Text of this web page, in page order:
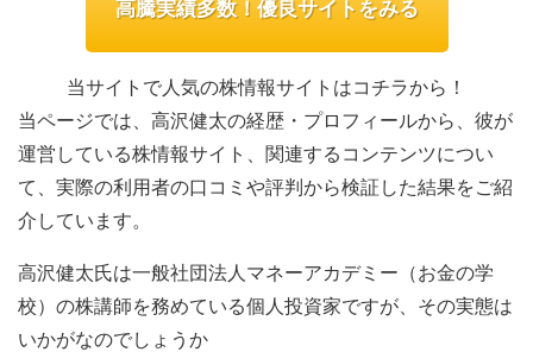
当サイトで人気の株情報サイトはコチラから！
当ページでは、高沢健太の経歴・プロフィールから、彼が
運営している株情報サイト、関連するコンテンツについ
て、実際の利用者の口コミや評判から検証した結果をご紹
介しています。
高沢健太氏は一般社団法人マネーアカデミー（お金の学
校）の株講師を務めている個人投資家ですが、その実態は
いかがなのでしょうか